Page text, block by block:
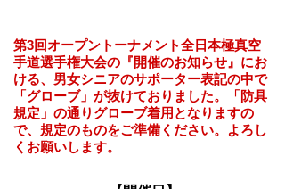
第3回オープントーナメント全日本極真空
手道選手権大会の『開催のお知らせ』にお
ける、男女シニアのサポーター表記の中で
「グローブ」が抜けておりました。「防具
規定」の通りグローブ着用となりますの
で、規定のものをご準備ください。よろし
くお願いします。